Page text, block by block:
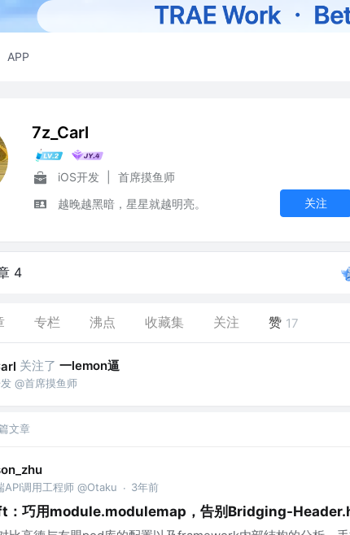
APP
7z_Carl
iOS开发
首席摸鱼师
越晚越黑暗，星星就越明亮。
关注
4
专栏 沸点 收藏集 关注 赞 17
关注了 一lemon逼
@首席摸鱼师
文章
API调用工程师 @Otaku · 3年前
：巧用module.modulemap，告别Bridging-